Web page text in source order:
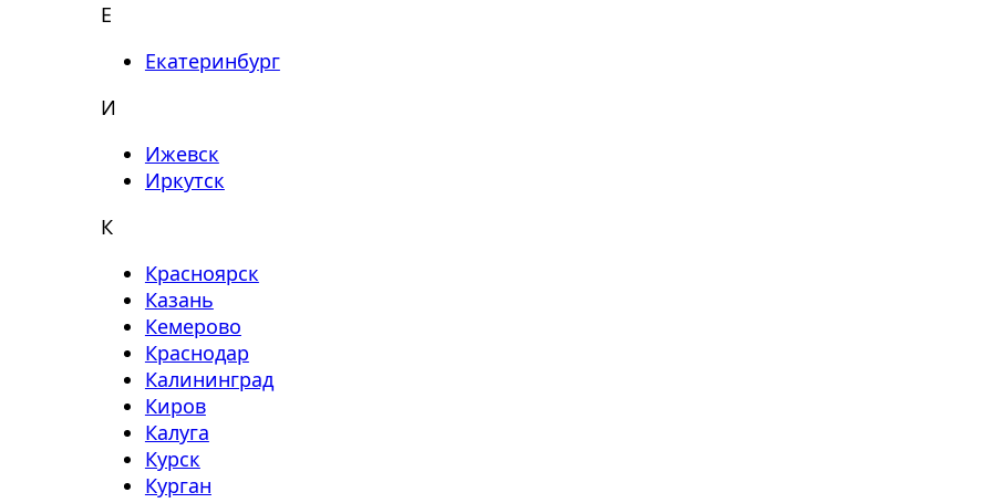
Е
Екатеринбург
И
Ижевск
Иркутск
К
Красноярск
Казань
Кемерово
Краснодар
Калининград
Киров
Калуга
Курск
Курган